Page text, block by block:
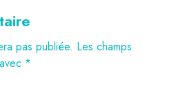
pas publiée. Les champs
*